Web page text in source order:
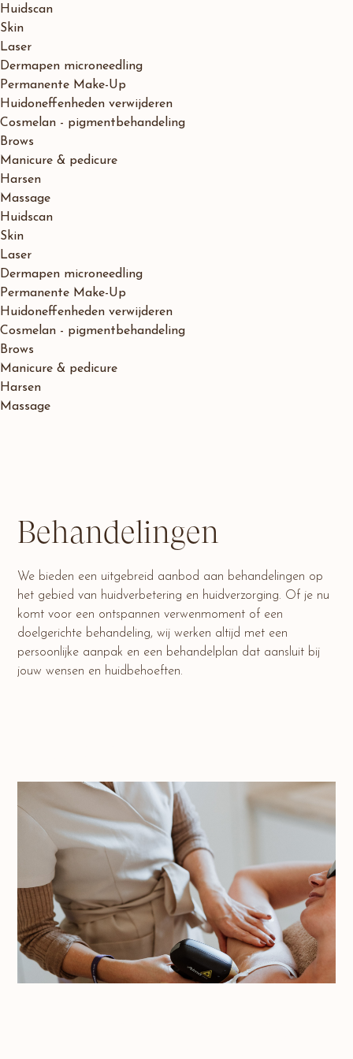
Huidscan
Skin
Laser
Dermapen microneedling
Permanente Make-Up
Huidoneffenheden verwijderen
Cosmelan - pigmentbehandeling
Brows
Manicure & pedicure
Harsen
Massage
Huidscan
Skin
Laser
Dermapen microneedling
Permanente Make-Up
Huidoneffenheden verwijderen
Cosmelan - pigmentbehandeling
Brows
Manicure & pedicure
Harsen
Massage
Behandelingen
We bieden een uitgebreid aanbod aan behandelingen op
het gebied van huidverbetering en huidverzorging. Of je nu
komt voor een ontspannen verwenmoment of een
doelgerichte behandeling, wij werken altijd met een
persoonlijke aanpak en een behandelplan dat aansluit bij
jouw wensen en huidbehoeften.
Skin